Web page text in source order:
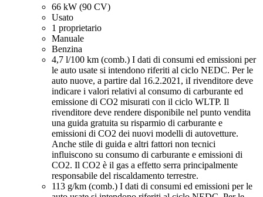
66 kW (90 CV)
Usato
1 proprietario
Manuale
Benzina
4,7 l/100 km (comb.) I dati di consumi ed emissioni per
le auto usate si intendono riferiti al ciclo NEDC. Per le
auto nuove, a partire dal 16.2.2021, iI rivenditore deve
indicare i valori relativi al consumo di carburante ed
emissione di CO2 misurati con il ciclo WLTP. Il
rivenditore deve rendere disponibile nel punto vendita
una guida gratuita su risparmio di carburante e
emissioni di CO2 dei nuovi modelli di autovetture.
Anche stile di guida e altri fattori non tecnici
influiscono su consumo di carburante e emissioni di
CO2. Il CO2 è il gas a effetto serra principalmente
responsabile del riscaldamento terrestre.
113 g/km (comb.) I dati di consumi ed emissioni per le